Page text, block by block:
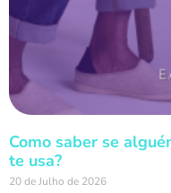
Como saber se
te usa?
20 de Julho de 2026